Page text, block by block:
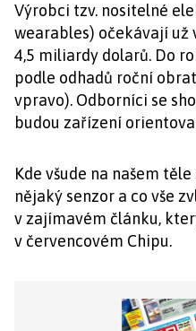
Výrobci tzv. nositelné
wearables) očekávají už
4,5 miliardy dolarů. Do
podle odhadů roční
vpravo). Odborníci se
budou zařízení
Kde všude na našem
nějaký senzor a co vše
v zajímavém článku,
v červencovém Chipu.